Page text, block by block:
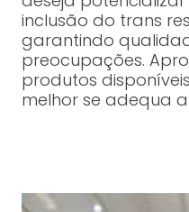
inclusão do trans
garantindo
preocupações.
produtos
melhor se adequa